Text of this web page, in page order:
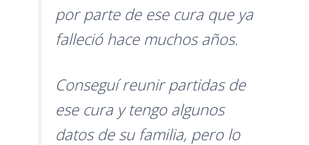
por parte de ese cura que ya
falleció hace muchos años.
Conseguí reunir partidas de
ese cura y tengo algunos
datos de su familia, pero lo